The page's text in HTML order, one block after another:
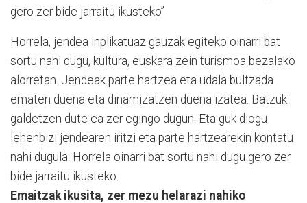
gero zer bide jarraitu ikusteko”
Horrela, jendea inplikatuaz gauzak egiteko oinarri bat
sortu nahi dugu, kultura, euskara zein turismoa bezalako
alorretan. Jendeak parte hartzea eta udala bultzada
ematen duena eta dinamizatzen duena izatea. Batzuk
galdetzen dute ea zer egingo dugun. Eta guk diogu
lehenbizi jendearen iritzi eta parte hartzearekin kontatu
nahi dugula. Horrela oinarri bat sortu nahi dugu gero zer
bide jarraitu ikusteko.
Emaitzak ikusita, zer mezu helarazi nahiko